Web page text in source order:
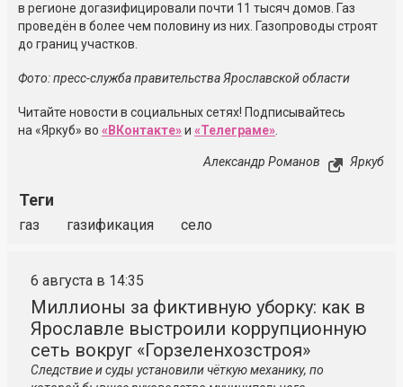
в регионе догазифицировали почти 11 тысяч домов. Газ
проведён в более чем половину из них. Газопроводы строят
до границ участков.
Фото: пресс-служба правительства Ярославской области
Читайте новости в социальных сетях! Подписывайтесь
на «Яркуб» во «ВКонтакте»и «Телеграме».
Александр Романов Яркуб
Теги
газ газификация село
6 августа в 14:35
Миллионы за фиктивную уборку: как в
Ярославле выстроили коррупционную
сеть вокруг «Горзеленхозстроя»
Следствие и суды установили чёткую механику, по